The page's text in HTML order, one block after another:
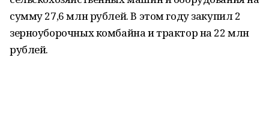
сумму 27,6 млн рублей. В этом году закупил 2
зерноуборочных комбайна и трактор на 22 млн
рублей.